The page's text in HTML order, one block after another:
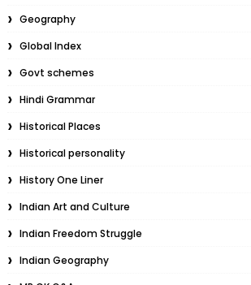
Geography
Global Index
Govt schemes
Hindi Grammar
Historical Places
Historical personality
History One Liner
Indian Art and Culture
Indian Freedom Struggle
Indian Geography